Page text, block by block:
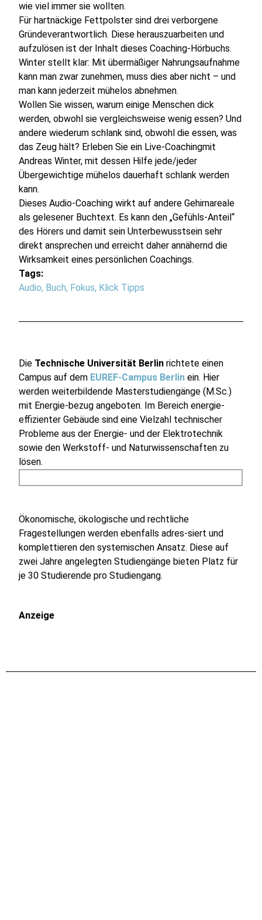
wie viel immer sie wollten.
Für hartnäckige Fettpolster sind drei verborgene
Gründeverantwortlich. Diese herauszuarbeiten und
aufzulösen ist der Inhalt dieses Coaching-Hörbuchs.
Winter stellt klar: Mit übermäßiger Nahrungsaufnahme
kann man zwar zunehmen, muss dies aber nicht – und
man kann jederzeit mühelos abnehmen.
Wollen Sie wissen, warum einige Menschen dick
werden, obwohl sie vergleichsweise wenig essen? Und
andere wiederum schlank sind, obwohl die essen, was
das Zeug hält? Erleben Sie ein Live-Coachingmit
Andreas Winter, mit dessen Hilfe jede/jeder
Übergewichtige mühelos dauerhaft schlank werden
kann.
Dieses Audio-Coaching wirkt auf andere Gehirnareale
als gelesener Buchtext. Es kann den „Gefühls-Anteil“
des Hörers und damit sein Unterbewusstsein sehr
direkt ansprechen und erreicht daher annähernd die
Wirksamkeit eines persönlichen Coachings.
Tags:
Audio, Buch, Fokus, Klick Tipps
Die Technische Universität Berlin richtete einen
Campus auf dem EUREF-Campus Berlin ein. Hier
werden weiterbildende Masterstudiengänge (M.Sc.)
mit Energie-bezug angeboten. Im Bereich energie-
effizienter Gebäude sind eine Vielzahl technischer
Probleme aus der Energie- und der Elektrotechnik
sowie den Werkstoff- und Naturwissenschaften zu
lösen.
Ökonomische, ökologische und rechtliche
Fragestellungen werden ebenfalls adres-siert und
komplettieren den systemischen Ansatz. Diese auf
zwei Jahre angelegten Studiengänge bieten Platz für
je 30 Studierende pro Studiengang.
Anzeige